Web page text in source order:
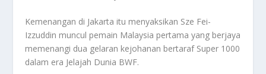
Kemenangan di Jakarta itu menyaksikan Sze Fei-
Izzuddin muncul pemain Malaysia pertama yang berjaya
memenangi dua gelaran kejohanan bertaraf Super 1000
dalam era Jelajah Dunia BWF.